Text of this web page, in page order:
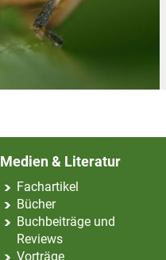
Medien & Literatur
Fachartikel
Bücher
Buchbeiträge und
Reviews
Vorträge